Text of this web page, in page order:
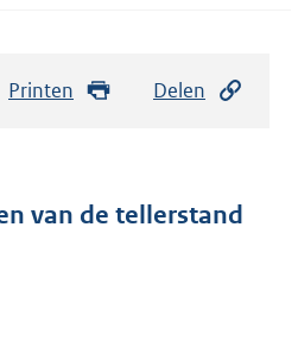
Printen Delen
van de tellerstand